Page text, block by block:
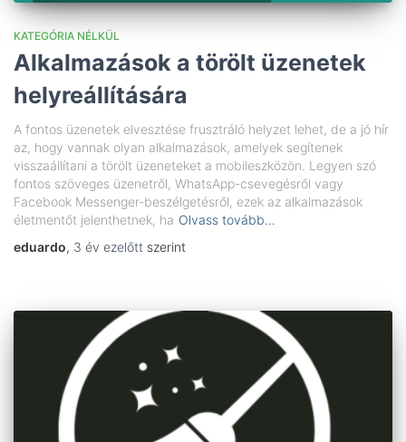
KATEGÓRIA NÉLKÜL
Alkalmazások a törölt üzenetek
helyreállítására
A fontos üzenetek elvesztése frusztráló helyzet lehet, de a jó hír
az, hogy vannak olyan alkalmazások, amelyek segítenek
visszaállítani a törölt üzeneteket a mobileszközön. Legyen szó
fontos szöveges üzenetről, WhatsApp-csevegésről vagy
Facebook Messenger-beszélgetésről, ezek az alkalmazások
életmentőt jelenthetnek, ha Olvass tovább…
eduardo, 3 év ezelőtt szerint